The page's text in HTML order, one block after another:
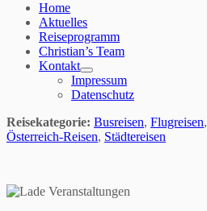
Home
Aktuelles
Reiseprogramm
Christian’s Team
Kontakt
Impressum
Datenschutz
Reisekategorie: Busreisen, Flugreisen,
Österreich-Reisen, Städtereisen